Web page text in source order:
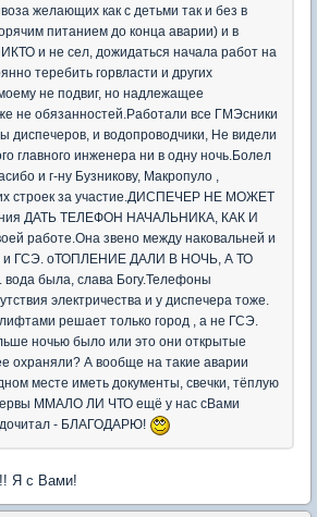
желающих как с детьми так и без в
питанием до конца аварии) и в
и не сел, дожидаться начала работ на
теребить горвласти и других
не подвиг, но надлежащее
не обязанностей.Работали все ГМЭсники
диспечеров, и водопроводчики, Не видели
главного инженера ни в одну ночь.Болел
и г-ну Бузникову, Макропуло ,
строек за участие.ДИСПЕЧЕР НЕ МОЖЕТ
ДАТЬ ТЕЛЕФОН НАЧАЛЬНИКА, КАК И
работе.Она звено между наковальней и
и ГСЭ. оТОПЛЕНИЕ ДАЛИ В НОЧЬ, А ТО
была, слава Богу.Телефоны
электричества и у диспечера тоже.
решает только город , а не ГСЭ.
ночью было или это они открытые
охраняли? А вообще на такие аварии
месте иметь документы, свечки, тёплую
ММАЛО ЛИ ЧТО ещё у нас сВами
дочитал - БЛАГОДАРЮ!
Я с Вами!